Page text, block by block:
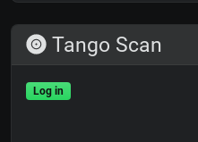
Tango Scan
Log in